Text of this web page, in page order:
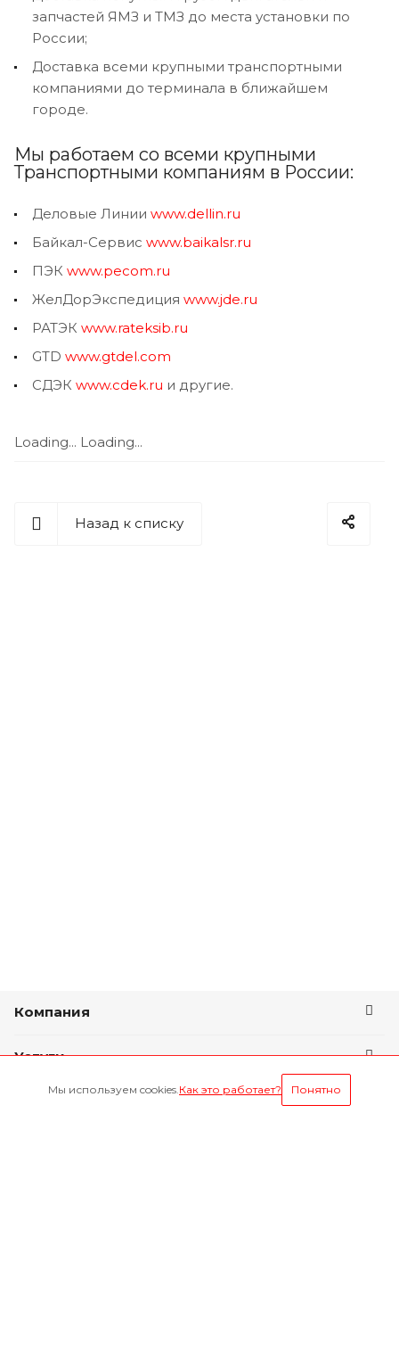
запчастей ЯМЗ и ТМЗ до места установки по
России;
Доставка всеми крупными транспортными
компаниями до терминала в ближайшем
городе.
Мы работаем со всеми крупными
Транспортными компаниям в России:
Деловые Линии www.dellin.ru
Байкал-Сервис www.baikalsr.ru
ПЭК www.pecom.ru
ЖелДорЭкспедиция www.jde.ru
РАТЭК www.rateksib.ru
GTD www.gtdel.com
СДЭК www.cdek.ru и другие.
Loading... Loading...
Назад к списку
Компания
Услуги
Условия оплаты
Мы используем cookies.Как это работает? Понятно